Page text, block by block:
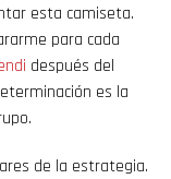
esta camiseta.
para cada
después del
es la
de la estrategia.